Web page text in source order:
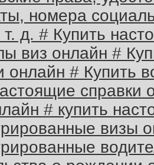
номера
д. # Купить
виз онлайн #
онлайн # Купить
справки
# купить
визы